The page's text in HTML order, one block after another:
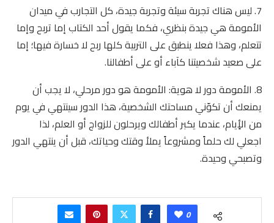
7. ليس هناك تجربة سيئة وتجربة جيدة، كل التجارب في ميدان
الأمومة هي جيدة بنظري، فكما يقول أحد الكتاب إما تربح وإما
تتعلم، وهذا فعلا ينطبق على التربية كلها ربح لا خسارة فيها؛ إما
على صعيد شخصيتنا كآباء أو على أطفالنا.
8. الأمومة دور لا هوية: الأمومة هو دور مرحلي، لا يجب أن
يمنعك أن تكوّني مساحتك الشخصية، هذا الدور سينتهي في يوم
من الأٍيام، عندما يكبر أطفالك ويرحلون للزواج أو العلم، لذا
اجعلي لك حلماً ومشروعاً يملأ وقتك وحياتك، قبل أن ينتهي الدور
وتصبحي وحيدة.
0